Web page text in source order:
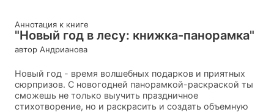
Аннотация к книге
"Новый год в лесу: книжка-панорамка"
автор Андрианова
Новый год - время волшебных подарков и приятных
сюрпризов. С новогодней панорамкой-раскраской ты
сможешь не только выучить праздничное
стихотворение, но и раскрасить и создать объемную